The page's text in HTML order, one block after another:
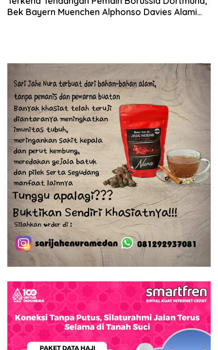
Bek Bayern Muenchen Alphonso Davies Alami